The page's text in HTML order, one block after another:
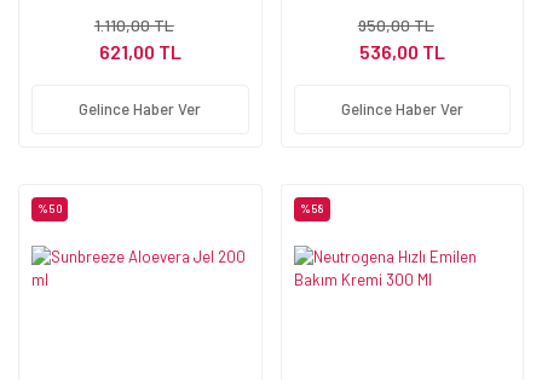
1.110,00 TL
621,00 TL
Gelince Haber Ver
950,00 TL
536,00 TL
Gelince Haber Ver
%50 %58